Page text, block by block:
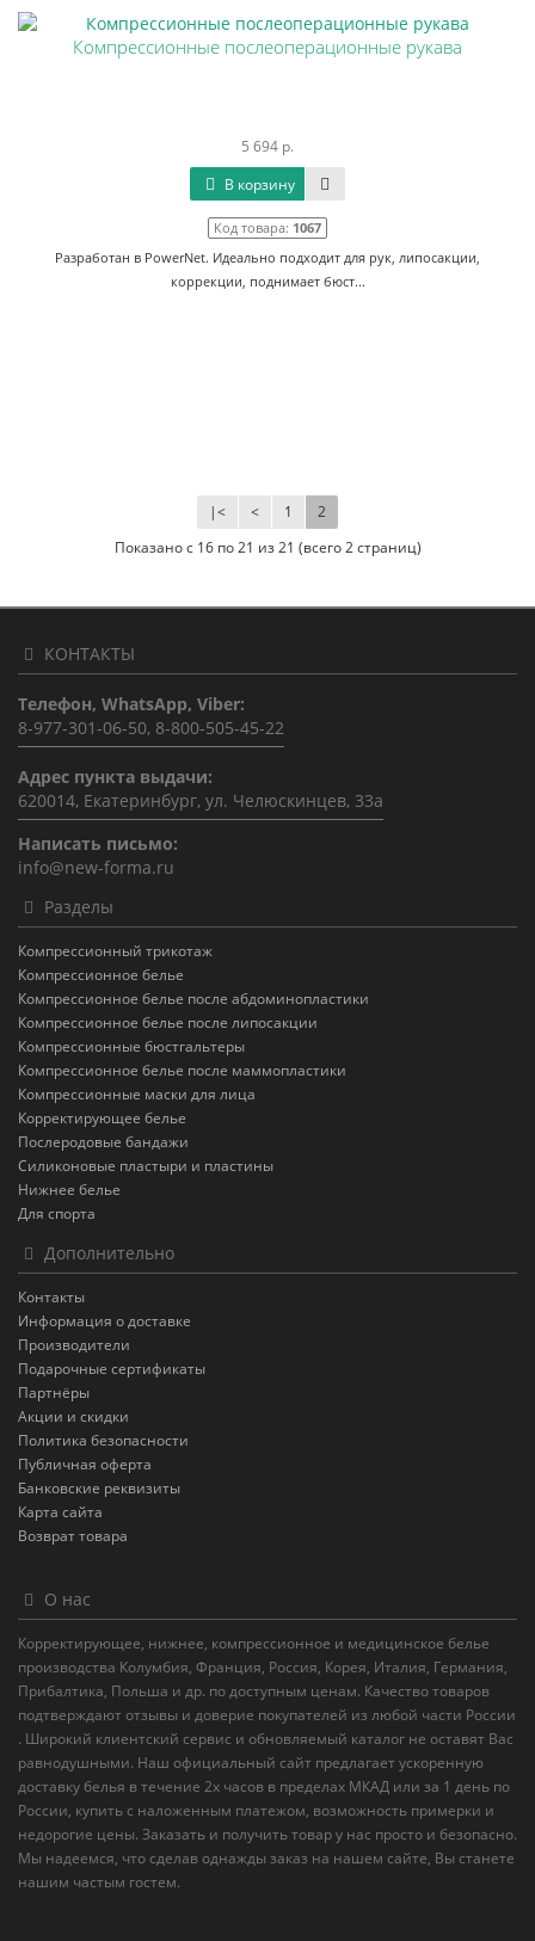
Компрессионные послеоперационные рукава
5 694 р.
В корзину
Код товара: 1067
Разработан в PowerNet. Идеально подходит для рук, липосакции,
коррекции, поднимает бюст...
|< < 1 2
Показано с 16 по 21 из 21 (всего 2 страниц)
КОНТАКТЫ
Телефон, WhatsApp, Viber:
8-977-301-06-50, 8-800-505-45-22
Адрес пункта выдачи:
620014, Екатеринбург, ул. Челюскинцев, 33а
Написать письмо:
info@new-forma.ru
Разделы
Компрессионный трикотаж
Компрессионное белье
Компрессионное белье после абдоминопластики
Компрессионное белье после липосакции
Компрессионные бюстгальтеры
Компрессионное белье после маммопластики
Компрессионные маски для лица
Корректирующее белье
Послеродовые бандажи
Силиконовые пластыри и пластины
Нижнее белье
Для спорта
Дополнительно
Контакты
Информация о доставке
Производители
Подарочные сертификаты
Партнёры
Акции и скидки
Политика безопасности
Публичная оферта
Банковские реквизиты
Карта сайта
Возврат товара
О нас
Корректирующее, нижнее, компрессионное и медицинское белье
производства Колумбия, Франция, Россия, Корея, Италия, Германия,
Прибалтика, Польша и др. по доступным ценам. Качество товаров
подтверждают отзывы и доверие покупателей из любой части России
. Широкий клиентский сервис и обновляемый каталог не оставят Вас
равнодушными. Наш официальный сайт предлагает ускоренную
доставку белья в течение 2х часов в пределах МКАД или за 1 день по
России, купить с наложенным платежом, возможность примерки и
недорогие цены. Заказать и получить товар у нас просто и безопасно.
Мы надеемся, что сделав однажды заказ на нашем сайте, Вы станете
нашим частым гостем.